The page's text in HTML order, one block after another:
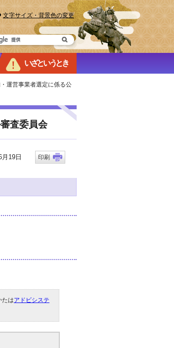
文字サイズ・背景色の変更
いざというとき
運営事業者選定に係る公
査委員会
19日 印刷
たはアドビシステ